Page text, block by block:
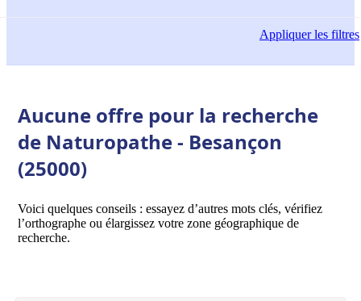
Appliquerles filtres
Aucune offre pour la recherche
de Naturopathe - Besançon
(25000)
Voici quelques conseils : essayez d’autres mots clés, vérifiez
l’orthographe ou élargissez votre zone géographique de
recherche.